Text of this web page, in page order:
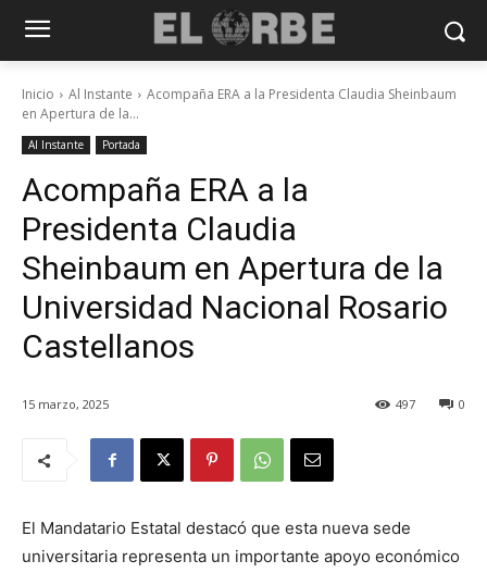
Inicio Al Instante
Acompaña ERA a la Presidenta Claudia Sheinbaum
en Apertura de la...
Al Instante Portada
Acompaña ERA a la
Presidenta Claudia
Sheinbaum en Apertura de la
Universidad Nacional Rosario
Castellanos
15 marzo, 2025 0
497
El Mandatario Estatal destacó que esta nueva sede
universitaria representa un importante apoyo económico